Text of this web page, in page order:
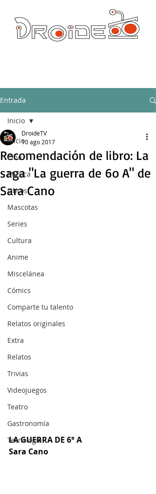
Entrada
Inicio
Cine
Música
Libros
Mascotas
Series
Cultura
Anime
Miscelánea
Cómics
Comparte tu talento
Relatos originales
Extra
Relatos
Trivias
Videojuegos
Teatro
Gastronomía
Tecnología
Inicio
Recomendación de libro: La
saga "La guerra de 6o A" de
Sara Cano
DroideTV
10 ago 2017
LA GUERRA DE 6° A
Sara Cano